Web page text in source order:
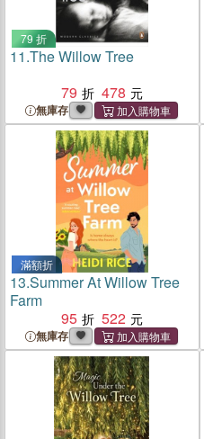
79 折
11.The Willow Tree
79
478
無庫存
滿額折
13.Summer At Willow Tree
Farm
95
522
無庫存